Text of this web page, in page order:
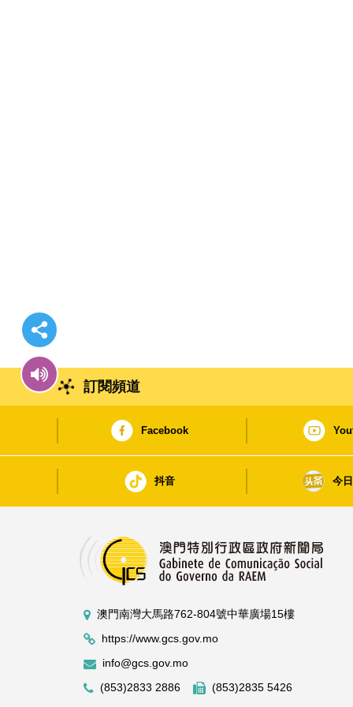
訂閱頻道
Facebook
抖音 今
澳門南灣大馬路762-804號中華廣場15樓
https://www.gcs.gov.mo
info@gcs.gov.mo
(853)2833 2886
(853)2835 5426